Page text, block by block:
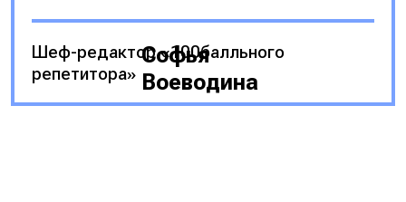
Софья
Воеводина
Шеф-редактор «100балльного
репетитора»